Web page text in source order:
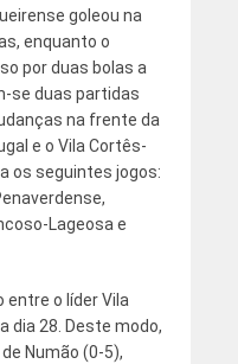
goleou na
enquanto o
por duas bolas a
se duas partidas
na frente da
e o Vila Cortês-
os seguintes jogos:
Lageosa e
entre o líder Vila
dia 28. Deste modo,
Numão (0-5),